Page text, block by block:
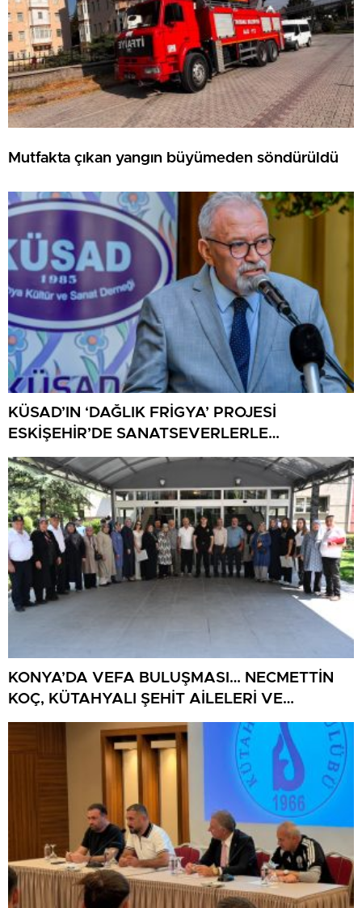
Mutfakta çıkan yangın büyümeden söndürüldü
KÜSAD’IN ‘DAĞLIK FRİGYA’ PROJESİ
ESKİŞEHİR’DE SANATSEVERLERLE
BULUŞUYOR
KONYA’DA VEFA BULUŞMASI… NECMETTİN
KOÇ, KÜTAHYALI ŞEHİT AİLELERİ VE
GAZİLERİ AĞIRLADI